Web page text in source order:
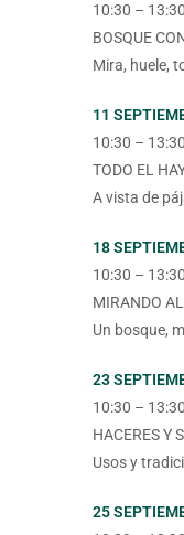
10:30 –
BOSQUE
Mira, huele,
11
10:30 –
TODO EL
A vista de
18
10:30 –
MIRANDO
Un bosque,
23
10:30 –
HACERES Y
Usos y
25